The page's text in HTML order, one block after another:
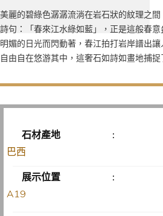
美麗的碧綠色潺潺流淌在岩石狀的紋理之
詩句：「春來江水綠如藍」，正是這般春
明媚的日光而閃動著，春江拍打岩岸譜出
自由自在悠游其中，這奢石如詩如畫地捕捉
石材產地
:
巴西
展示位置
:
A19